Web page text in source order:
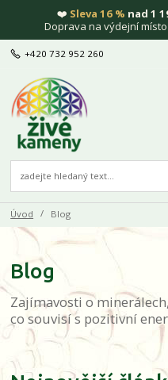
❤️ Sleva 16 % nad 1
Doprava na výdejní místo
+420 732 952 260
Úvod Blog
Blog
Zajímavosti o
co souvisí s pozitivní